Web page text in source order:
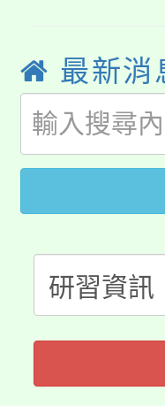
局官
8月14
開!
115年
田徑
桃園
視費
半價
者。
大園
份教
大溪
份教師
淨零
會
115年
程
最新消